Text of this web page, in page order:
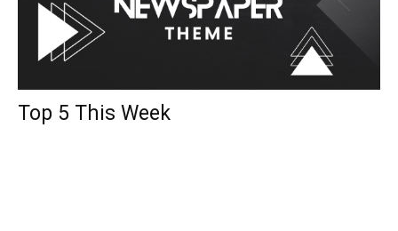
Top 5 This Week